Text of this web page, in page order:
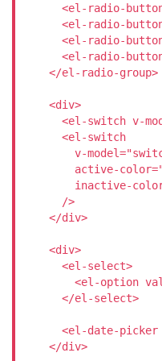
<el-radio-
<el-radio-
<el-radio-
<el-radio-
    </el-radio-group>
    <div>
<el-switch v-
      <el-switch
v-
active-
inactive-
      />
    </div>
    <div>
      <el-select>
<el-option
      </el-select>
<el-date-picker
    </div>